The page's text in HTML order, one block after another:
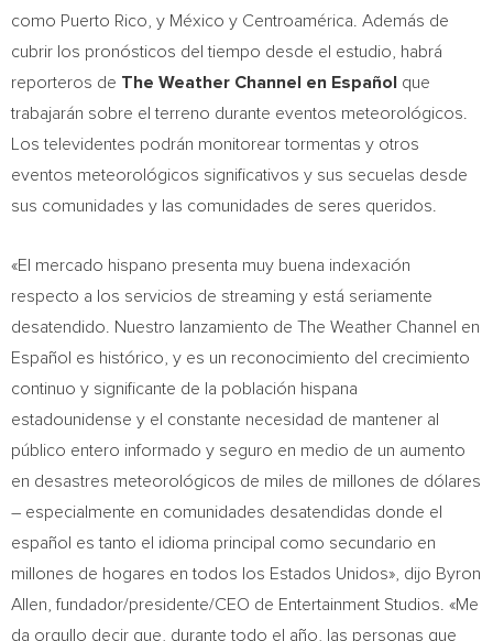
como Puerto Rico , y México y Centroamérica. Además de
cubrir los pronósticos del tiempo desde el estudio, habrá
reporteros de The Weather Channel en Español que
trabajarán sobre el terreno durante eventos meteorológicos.
Los televidentes podrán monitorear tormentas y otros
eventos meteorológicos significativos y sus secuelas desde
sus comunidades y las comunidades de seres queridos.
«El mercado hispano presenta muy buena indexación
respecto a los servicios de streaming y está seriamente
desatendido. Nuestro lanzamiento de The Weather Channel en
Español es histórico, y es un reconocimiento del crecimiento
continuo y significante de la población hispana
estadounidense y el constante necesidad de mantener al
público entero informado y seguro en medio de un aumento
en desastres meteorológicos de miles de millones de dólares
– especialmente en comunidades desatendidas donde el
español es tanto el idioma principal como secundario en
millones de hogares en todos los Estados Unidos», dijo Byron
Allen , fundador/presidente/CEO de Entertainment Studios. «Me
da orgullo decir que, durante todo el año, las personas que